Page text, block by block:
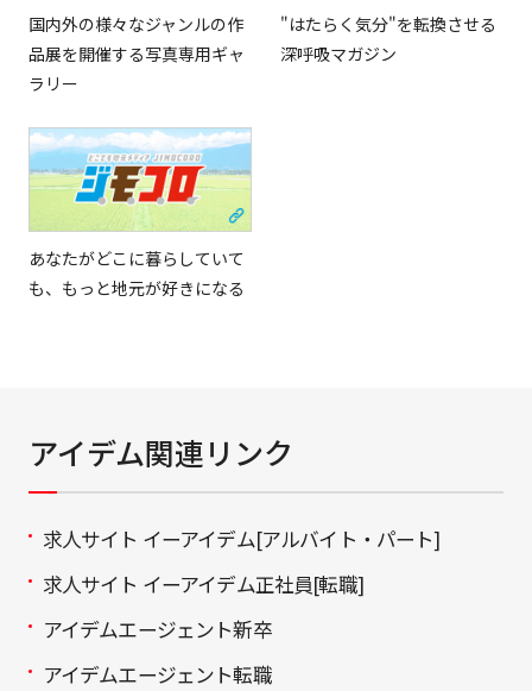
日本語
English
Tiếng Việt
国内外の様々なジャンルの作
品展を開催する写真専用ギャ
ラリー
"はたらく気分"を転換させる
深呼吸マガジン
あなたがどこに暮らしていて
も、もっと地元が好きになる
アイデム関連リンク
求人サイト イーアイデム[アルバイト・パート]
求人サイト イーアイデム正社員[転職]
アイデムエージェント新卒
アイデムエージェント転職